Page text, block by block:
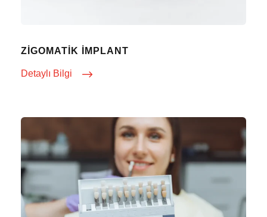
ZIGOMATIK İMPLANT
Detaylı Bilgi